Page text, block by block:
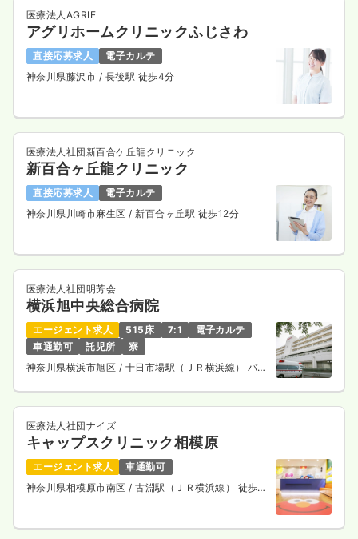
医療法人AGRIE
アグリホームクリニックふじさわ
直接応募求人
電子カルテ
神奈川県藤沢市 / 長後駅 徒歩4分
医療法人社団新百合ケ丘龍クリニック
新百合ヶ丘龍クリニック
直接応募求人
電子カルテ
神奈川県川崎市麻生区/ 新百合ヶ丘駅 徒歩12分
医療法人社団明芳会
横浜旭中央総合病院
エージェント求人 515床 7:1
電子カルテ
車通勤可
託児所
寮
神奈川県横浜市旭区 / 十日市場駅（ＪＲ横浜線） バス
医療法人社団ナイズ
キャップスクリニック相模原
エージェント求人
車通勤可
神奈川県相模原市南区/ 古淵駅（ＪＲ横浜線） 徒歩